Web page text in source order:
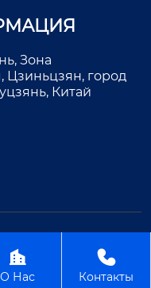
Зона
Цзиньцзян, город
Китай

О Нас

Контакты